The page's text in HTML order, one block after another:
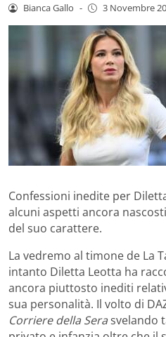
Bianca Gallo - 3 Novembre
Confessioni inedite per
alcuni aspetti ancora
del suo carattere.
La vedremo al timone de La
intanto Diletta Leotta ha
ancora piuttosto inediti
sua personalità. Il volto di
Corriere della Serasvelando